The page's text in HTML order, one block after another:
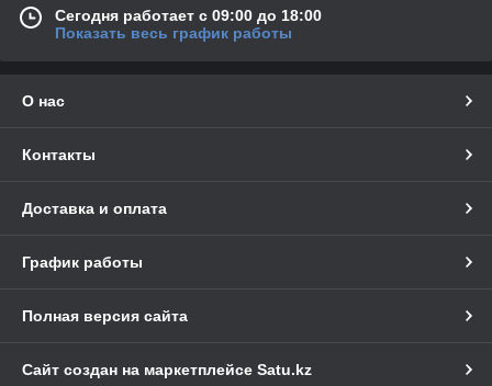
Сегодня работает с 09:00 до 18:00
Показать весь график работы
О нас
Контакты
Доставка и оплата
График работы
Полная версия сайта
Сайт создан на маркетплейсе Satu.kz